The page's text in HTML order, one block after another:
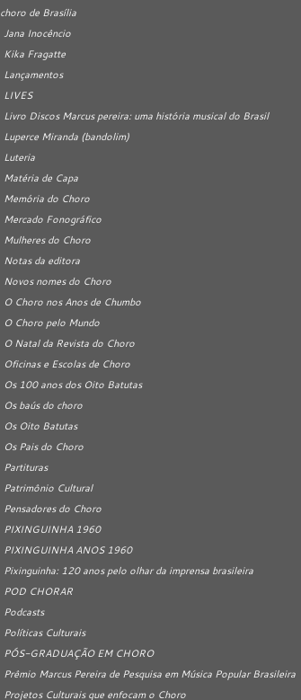
choro de Brasília
Jana Inocêncio
Kika Fragatte
Lançamentos
LIVES
Livro Discos Marcus pereira: uma história musical do Brasil
Luperce Miranda (bandolim)
Luteria
Matéria de Capa
Memória do Choro
Mercado Fonográfico
Mulheres do Choro
Notas da editora
Novos nomes do Choro
O Choro nos Anos de Chumbo
O Choro pelo Mundo
O Natal da Revista do Choro
Oficinas e Escolas de Choro
Os 100 anos dos Oito Batutas
Os baús do choro
Os Oito Batutas
Os Pais do Choro
Partituras
Patrimônio Cultural
Pensadores do Choro
PIXINGUINHA 1960
PIXINGUINHA ANOS 1960
Pixinguinha: 120 anos pelo olhar da imprensa brasileira
POD CHORAR
Podcasts
Políticas Culturais
PÓS-GRADUAÇÃO EM CHORO
Prêmio Marcus Pereira de Pesquisa em Música Popular Brasileira
Projetos Culturais que enfocam o Choro